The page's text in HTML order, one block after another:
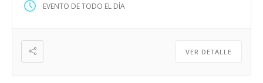
EVENTO DE TODO EL DÍA
VER DETALLE